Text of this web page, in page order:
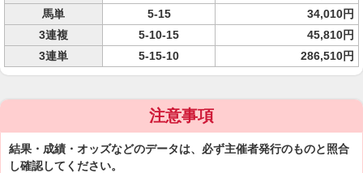
馬単
5-15
34,010円
3連複
5-10-15
45,810円
3連単
5-15-10 286,510円
注意事項
結果・成績・オッズなどのデータは、必ず主催者発行のものと照合
し確認してください。